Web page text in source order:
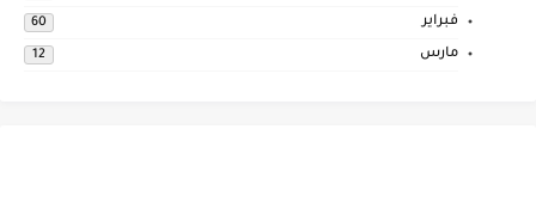
فبراير 60
مارس 12